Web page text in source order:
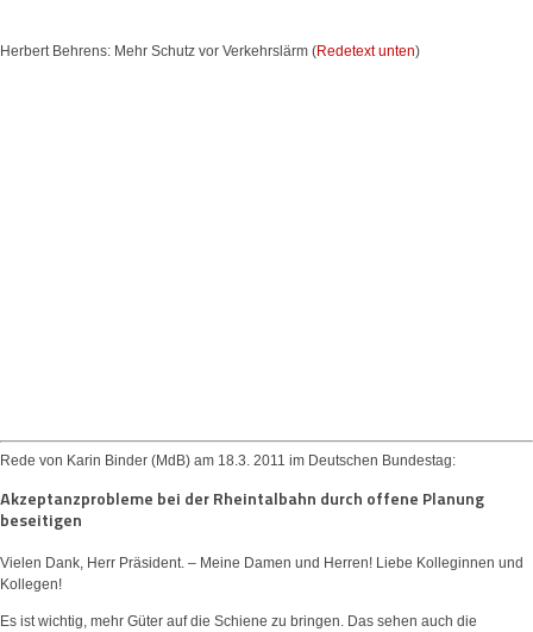
Herbert Behrens: Mehr Schutz vor Verkehrslärm (Redetext unten)
Rede von Karin Binder (MdB) am 18.3. 2011 im Deutschen Bundestag:
Akzeptanzprobleme bei der Rheintalbahn durch offene Planung
beseitigen
Vielen Dank, Herr Präsident. – Meine Damen und Herren! Liebe Kolleginnen und
Kollegen!
Es ist wichtig, mehr Güter auf die Schiene zu bringen. Das sehen auch die